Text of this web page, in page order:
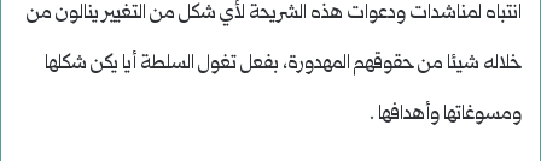
انتباه لمناشدات ودعوات هذه الشريحة لأي شكل من التغيير ينالون من
خلاله شيئا من حقوقهم المهدورة، بفعل تغول السلطة أيا يكن شكلها
ومسوغاتها وأهدافها .